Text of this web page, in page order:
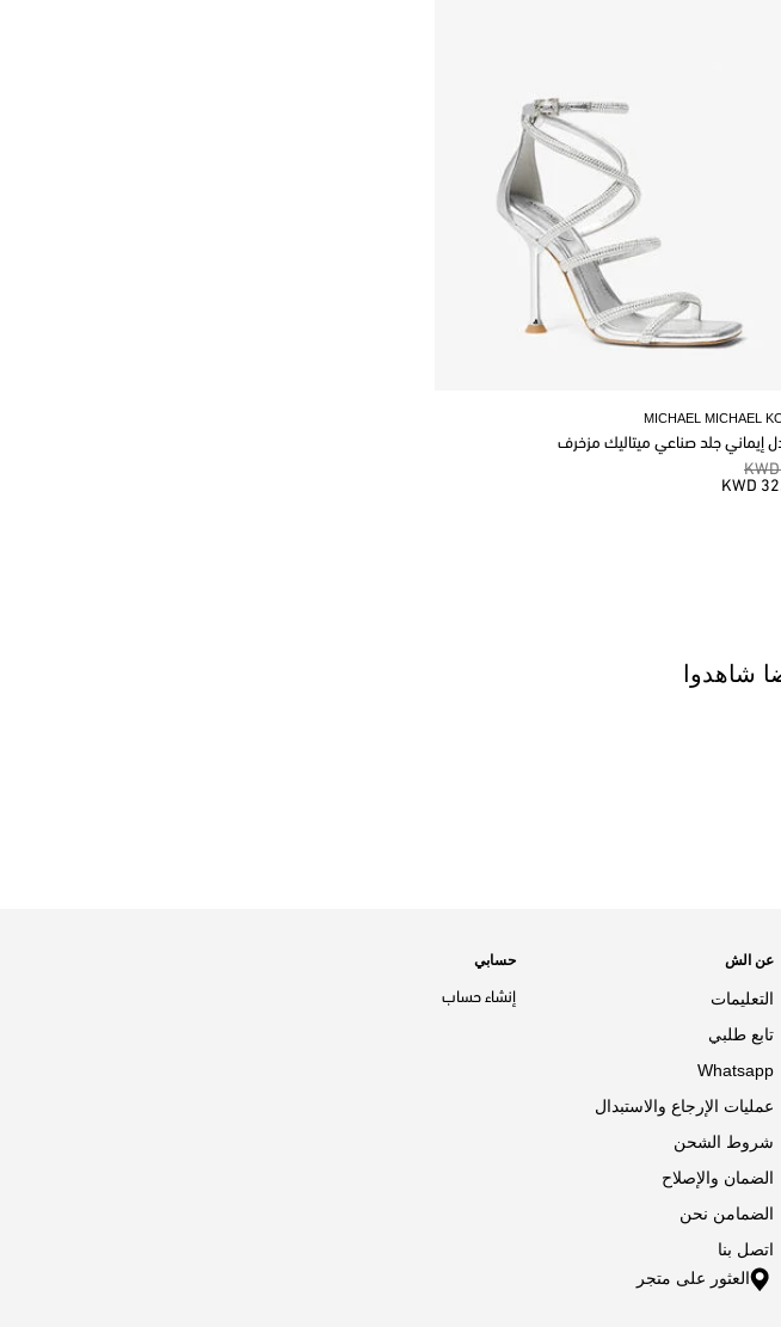
MICHAEL MICHAEL
إيماني جلد صناعي ميتاليك مزخرف
شاهدوا
عن الش
التعليمات
تابع طلبي
Whatsapp
عمليات الإرجاع والاستبدال
شروط الشحن
الضمان والإصلاح
الضمامن نحن
اتصل بنا
العثور على متجر
حسابي
إنشاء حساب